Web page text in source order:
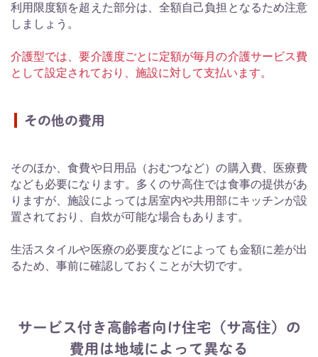
利用限度額を超えた部分は、全額自己負担となるため注意
しましょう。
介護型では、要介護度ごとに定額が毎月の介護サービス費
として設定されており、施設に対して支払います。
その他の費用
そのほか、食費や日用品（おむつなど）の購入費、医療費
なども必要になります。多くのサ高住では食事の提供があ
りますが、施設によっては居室内や共用部にキッチンが設
置されており、自炊が可能な場合もあります。
生活スタイルや医療の必要度などによっても金額に差が出
るため、事前に確認しておくことが大切です。
サービス付き高齢者向け住宅（サ高住）の
費用は地域によって異なる